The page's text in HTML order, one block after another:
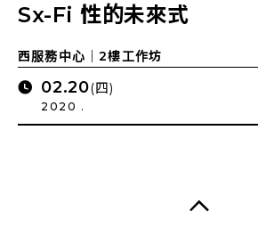
Sx-Fi 性的未來式
西服務中心｜2樓工作坊
02.20(四)
2020 .